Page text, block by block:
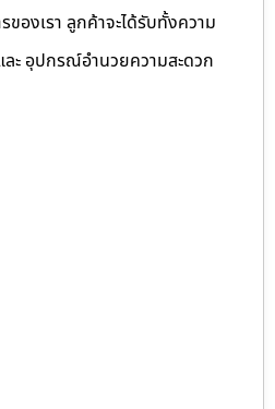
ของเรา ลูกค้าจะได้รับทั้งความ
ละ อุปกรณ์อำนวยความสะดวก